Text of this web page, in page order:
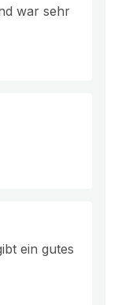
war sehr
ein gutes